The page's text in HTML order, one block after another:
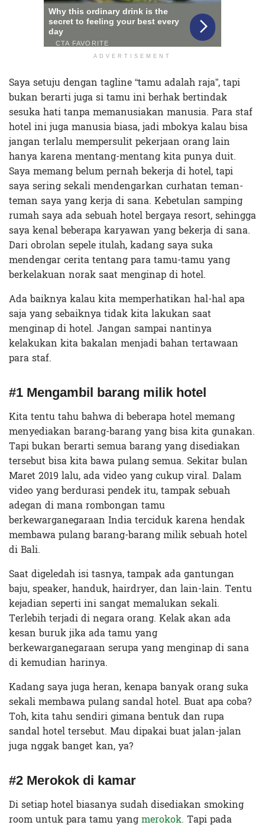
ADVERTISEMENT
Saya setuju dengan tagline “tamu adalah raja”, tapi
bukan berarti juga si tamu ini berhak bertindak
sesuka hati tanpa memanusiakan manusia. Para staf
hotel ini juga manusia biasa, jadi mbokya kalau bisa
jangan terlalu mempersulit pekerjaan orang lain
hanya karena mentang-mentang kita punya duit.
Saya memang belum pernah bekerja di hotel, tapi
saya sering sekali mendengarkan curhatan teman-
teman saya yang kerja di sana. Kebetulan samping
rumah saya ada sebuah hotel bergaya resort, sehingga
saya kenal beberapa karyawan yang bekerja di sana.
Dari obrolan sepele itulah, kadang saya suka
mendengar cerita tentang para tamu-tamu yang
berkelakuan norak saat menginap di hotel.
Ada baiknya kalau kita memperhatikan hal-hal apa
saja yang sebaiknya tidak kita lakukan saat
menginap di hotel. Jangan sampai nantinya
kelakukan kita bakalan menjadi bahan tertawaan
para staf.
#1 Mengambil barang milik hotel
Kita tentu tahu bahwa di beberapa hotel memang
menyediakan barang-barang yang bisa kita gunakan.
Tapi bukan berarti semua barang yang disediakan
tersebut bisa kita bawa pulang semua. Sekitar bulan
Maret 2019 lalu, ada video yang cukup viral. Dalam
video yang berdurasi pendek itu, tampak sebuah
adegan di mana rombongan tamu
berkewarganegaraan India terciduk karena hendak
membawa pulang barang-barang milik sebuah hotel
di Bali.
Saat digeledah isi tasnya, tampak ada gantungan
baju, speaker, handuk, hairdryer, dan lain-lain. Tentu
kejadian seperti ini sangat memalukan sekali.
Terlebih terjadi di negara orang. Kelak akan ada
kesan buruk jika ada tamu yang
berkewarganegaraan serupa yang menginap di sana
di kemudian harinya.
Kadang saya juga heran, kenapa banyak orang suka
sekali membawa pulang sandal hotel. Buat apa coba?
Toh, kita tahu sendiri gimana bentuk dan rupa
sandal hotel tersebut. Mau dipakai buat jalan-jalan
juga nggak banget kan, ya?
#2 Merokok di kamar
Di setiap hotel biasanya sudah disediakan smoking
room untuk para tamu yangmerokok. Tapi pada